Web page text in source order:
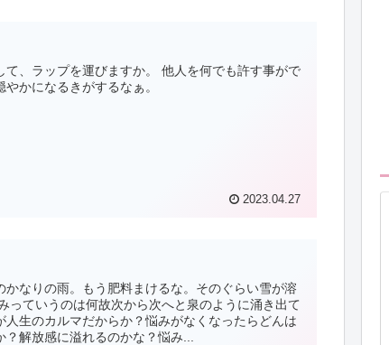
て、ラップを運びますか。 他人を何でも許す事がで
やかになるきがするなぁ。
2023.04.27
かなりの雨。もう肥料まけるな。そのぐらい雪が溶
っていうのは何故次から次へと泉のように涌き出て
人生のカルマだからか？悩みがなくなったらどんは
解放感に溢れるのかな？悩み...